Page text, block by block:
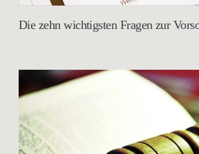
Die zehn wichtigsten Fragen zur